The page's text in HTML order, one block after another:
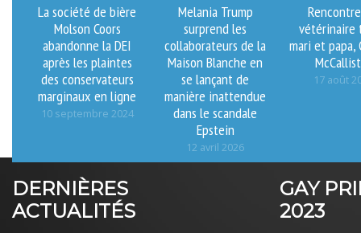
La société de bière
Molson Coors
abandonne la DEI
après les plaintes
des conservateurs
marginaux en ligne
10 septembre 2024
Melania Trump
surprend les
collaborateurs de la
Maison Blanche en
se lançant de
manière inattendue
dans le scandale
Epstein
12 avril 2026
vétérinaire
mari et papa,
17 août
DERNIÈRES
ACTUALITÉS
GAY
2023